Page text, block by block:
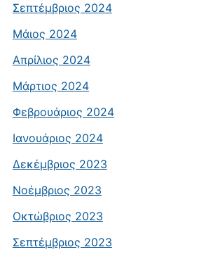
Σεπτέμβριος 2024
Μάιος 2024
Απρίλιος 2024
Μάρτιος 2024
Φεβρουάριος 2024
Ιανουάριος 2024
Δεκέμβριος 2023
Νοέμβριος 2023
Οκτώβριος 2023
Σεπτέμβριος 2023